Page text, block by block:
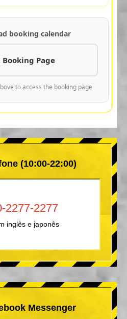
booking calendar
Booking Page
to access the booking page
(10:00-22:00)
2277-2277
inglês e japonês
Messenger